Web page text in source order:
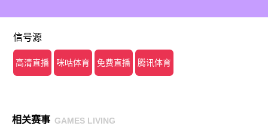
信号源
高清直播 咪咕体育 免费直播 腾讯体育
相关赛事 GAMES LIVING